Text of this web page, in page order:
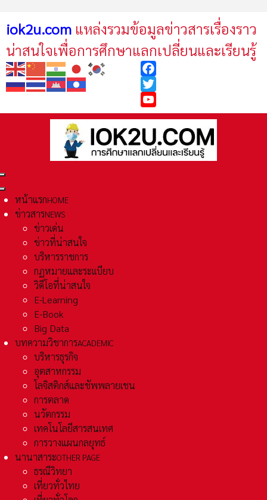
iok2u.com แหล่งรวมข้อมูลข่าวสารเรื่องราว
น่าสนใจเพื่อการศึกษาแลกเปลี่ยนและเรียนรู้
Facebook
Twitter
YouTube
หน้าแรกHOME
ข่าวสารNEWS
ข่าวเด่น
ข่าวที่น่าสนใจ
บริหารราชการ
กฏหมายและระเเบียบ
วิดีโอที่น่าสนใจ
E-Learning
E-Book
Big Data
บทความวิชาการACADEMIC
บริหารธุรกิจ
อุตสาหกรรม
โลจิสติกส์และชัพพลายเชน
การตลาด
นวัตกรรม
เทคโนโลยีสารสนเทศ
การวางแผนกลยุทธ์
นานาสาระOTHER PAGE
ธรณีวิทยา
เที่ยวทั่วไทย